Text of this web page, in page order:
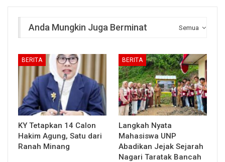
Semua
Anda Mungkin Juga Berminat
BERITA
KY Tetapkan 14 Calon
Hakim Agung, Satu dari
Ranah Minang
BERITA
Langkah Nyata
Mahasiswa UNP
Abadikan Jejak Sejarah
Nagari Taratak Bancah